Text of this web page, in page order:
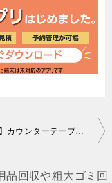
【佐賀市】カウンターテーブルなどの回収・処分ご依頼
品回収や粗大ゴミ回